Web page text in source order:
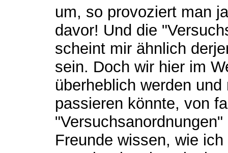
um, so provoziert man
davor! Und die
scheint mir ähnlich
sein. Doch wir hier im
überheblich werden
passieren könnte, von
Freunde wissen, wie